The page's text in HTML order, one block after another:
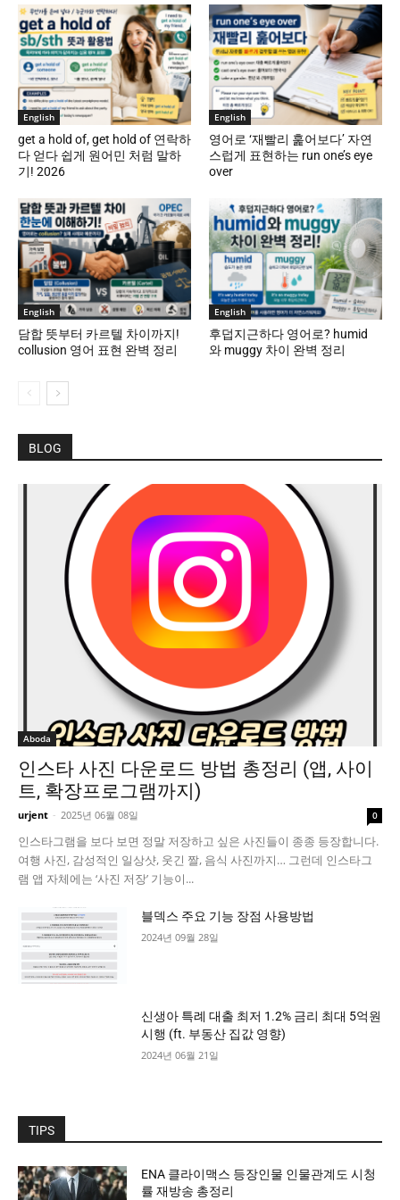
English
get a hold of, get hold of 연락하
다 얻다 쉽게 원어민 처럼 말하
기! 2026
English
영어로 ‘재빨리 훑어보다’ 자연
스럽게 표현하는 run one’s eye
over
English
담합 뜻부터 카르텔 차이까지!
collusion 영어 표현 완벽 정리
English
후덥지근하다 영어로? humid
와 muggy 차이 완벽 정리
BLOG
Aboda
인스타 사진 다운로드 방법 총정리 (앱, 사이
트, 확장프로그램까지)
urjent - 2025년 06월 08일 0
인스타그램을 보다 보면 정말 저장하고 싶은 사진들이 종종 등장합니다.
여행 사진, 감성적인 일상샷, 웃긴 짤, 음식 사진까지… 그런데 인스타그
램 앱 자체에는 ‘사진 저장’ 기능이...
블덱스 주요 기능 장점 사용방법
2024년 09월 28일
신생아 특례 대출 최저 1.2% 금리 최대 5억원
시행 (ft. 부동산 집값 영향)
2024년 06월 21일
TIPS
ENA 클라이맥스 등장인물 인물관계도 시청
률 재방송 총정리